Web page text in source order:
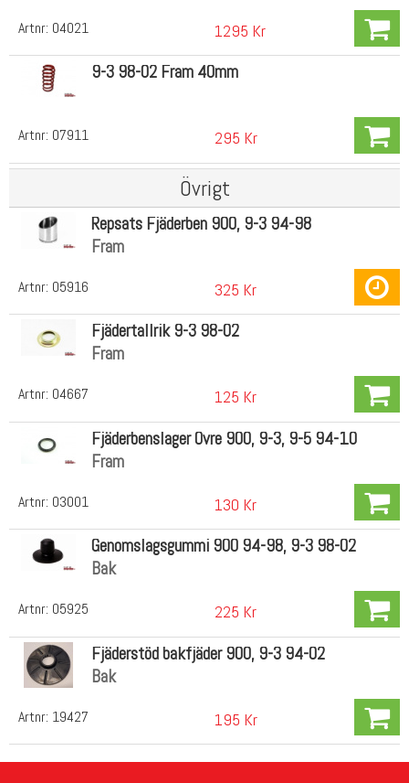
Artnr: 04021 1295 Kr
Artnr: 07911
9-3 98-02 Fram 40mm
295 Kr
Övrigt
Artnr: 05916
Repsats Fjäderben 900, 9-3 94-98
Fram
325 Kr
Artnr: 04667
Fjädertallrik 9-3 98-02
Fram
125 Kr
Artnr: 03001
Fjäderbenslager Övre 900, 9-3, 9-5 94-10
Fram
130 Kr
Artnr: 05925
Genomslagsgummi 900 94-98, 9-3 98-02
Bak
225 Kr
Artnr: 19427
Fjäderstöd bakfjäder 900, 9-3 94-02
Bak
195 Kr